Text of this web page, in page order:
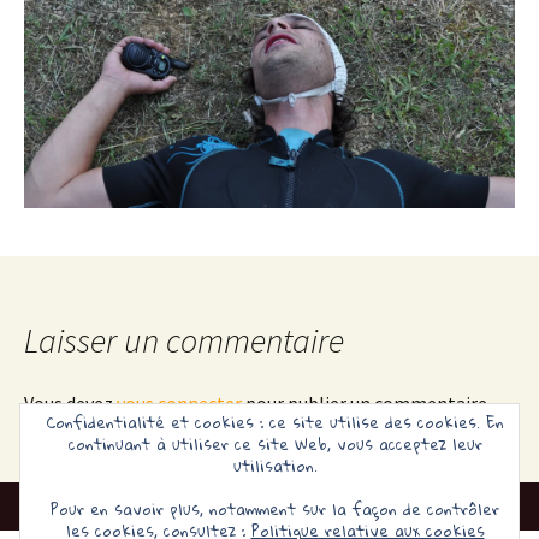
Laisser un commentaire
Vous devezvous connecterpour publier un commentaire.
Confidentialité et cookies : ce site utilise des cookies. En
continuant à utiliser ce site Web, vous acceptez leur
utilisation.
Pour en savoir plus, notamment sur la façon de contrôler
les cookies, consultez :Politique relative aux cookies